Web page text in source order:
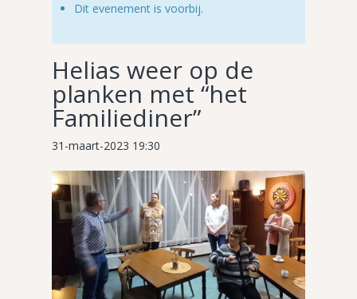
Dit evenement is voorbij.
Helias weer op de
planken met “het
Familiediner”
31-maart-2023 19:30